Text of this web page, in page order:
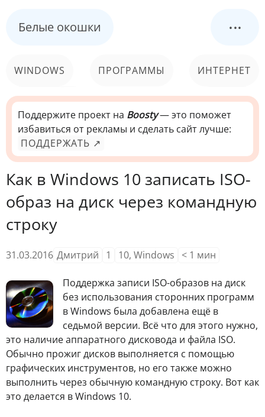
Белые окошки ...
WINDOWS ПРОГРАММЫ ИНТЕРНЕТ
КОМПЬЮТЕР
СИСТЕМА
Поддержите проект на Boosty— это поможет
избавиться от рекламы и сделать сайт лучше:
ПОДДЕРЖАТЬ ↗
Как в Windows 10 записать ISO-
образ на диск через командную
строку
31.03.2016 Дмитрий 1 10, Windows < 1 мин
Поддержка записи ISO-образов на диск
без использования сторонних программ
в Windows была добавлена ещё в
седьмой версии. Всё что для этого нужно,
это наличие аппаратного дисковода и файла ISO.
Обычно прожиг дисков выполняется с помощью
графических инструментов, но его также можно
выполнить через обычную командную строку. Вот как
это делается в Windows 10.